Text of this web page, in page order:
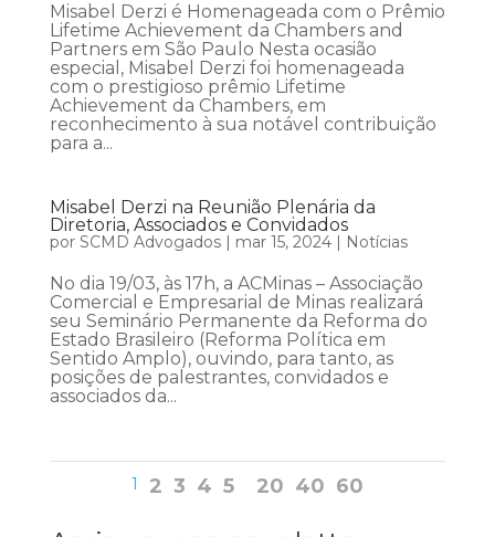
Misabel Derzi é Homenageada com o Prêmio
Lifetime Achievement da Chambers and
Partners em São Paulo Nesta ocasião
especial, Misabel Derzi foi homenageada
com o prestigioso prêmio Lifetime
Achievement da Chambers, em
reconhecimento à sua notável contribuição
para a...
Misabel Derzi na Reunião Plenária da
Diretoria, Associados e Convidados
por SCMD Advogados| mar 15, 2024| Notícias
No dia 19/03, às 17h, a ACMinas – Associação
Comercial e Empresarial de Minas realizará
seu Seminário Permanente da Reforma do
Estado Brasileiro (Reforma Política em
Sentido Amplo), ouvindo, para tanto, as
posições de palestrantes, convidados e
associados da...
1 2 3 4 5 20 40 60